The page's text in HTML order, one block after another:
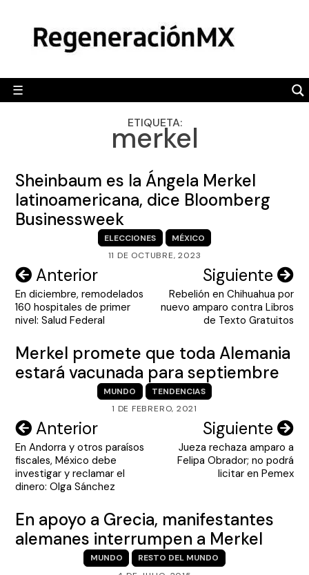
content
☰
POLÍTICA
CAMALEÓN
OPINIÓN
ENGLISH SECTION
ETIQUETA:
merkel
Sheinbaum es la Ángela Merkel
latinoamericana, dice Bloomberg
Businessweek
ELECCIONES
MÉXICO
11 DE OCTUBRE, 2023
Navegación
de
entradas
Anterior
En diciembre, remodelados
160 hospitales de primer
nivel: Salud Federal
Siguiente
Rebelión en Chihuahua por
nuevo amparo contra Libros
de Texto Gratuitos
Merkel promete que toda Alemania
estará vacunada para septiembre
MUNDO
TENDENCIAS
1 DE FEBRERO, 2021
Navegación
de
entradas
Anterior
En Andorra y otros paraísos
fiscales, México debe
investigar y reclamar el
dinero: Olga Sánchez
Siguiente
Jueza rechaza amparo a
Felipa Obrador; no podrá
licitar en Pemex
En apoyo a Grecia, manifestantes
alemanes interrumpen a Merkel
MUNDO
RESTO DEL MUNDO